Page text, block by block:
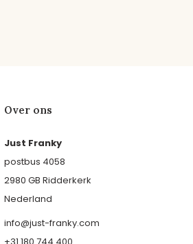
Over ons
Just Franky
postbus 4058
2980 GB Ridderkerk
Nederland
info@just-franky.com